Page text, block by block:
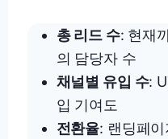
총 리드 수: 현재
의 담당자 수
채널별 유입 수:
입 기여도
전환율: 랜딩페